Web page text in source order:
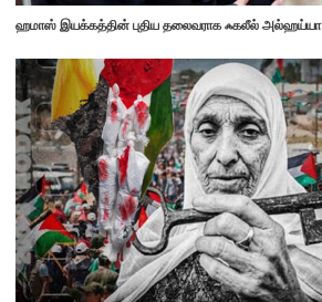
ஹமாஸ் இயக்கத்தின் புதிய தலைவராக ஃகலீல் அல்ஹய்யா